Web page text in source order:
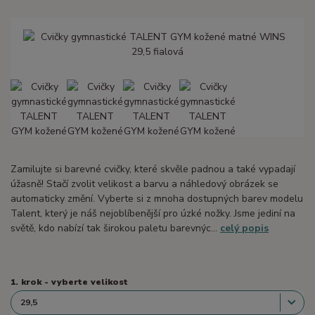
Zamilujte si barevné cvičky, které skvěle padnou a také vypadají
úžasně! Stačí zvolit velikost a barvu a náhledový obrázek se
automaticky změní. Vyberte si z mnoha dostupných barev modelu
Talent, který je náš nejoblíbenější pro úzké nožky. Jsme jediní na
světě, kdo nabízí tak širokou paletu barevnýc... celý popis
1. krok - vyberte velikost